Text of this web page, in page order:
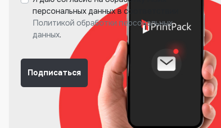
персональных данных в соответствии
Политикой обработки персональных
данных.
Подписаться